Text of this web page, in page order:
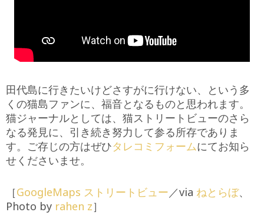
田代島に行きたいけどさすがに行けない、という多
くの猫島ファンに、福音となるものと思われます。
猫ジャーナルとしては、猫ストリートビューのさら
なる発見に、引き続き努力して参る所存でありま
す。ご存じの方はぜひタレコミフォームにてお知ら
せくださいませ。
［GoogleMaps ストリートビュー／via ねとらぼ、
Photo by rahen z］